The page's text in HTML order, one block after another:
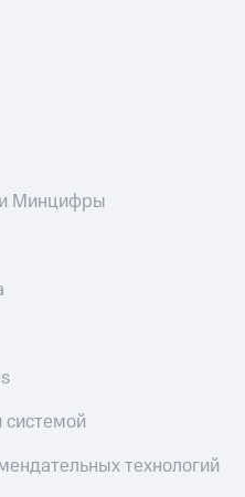
Минцифры
технологий